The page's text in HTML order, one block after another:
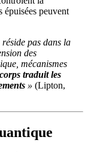
épuisées peuvent
pas dans la
des
mécanismes
traduit les
» (Lipton,